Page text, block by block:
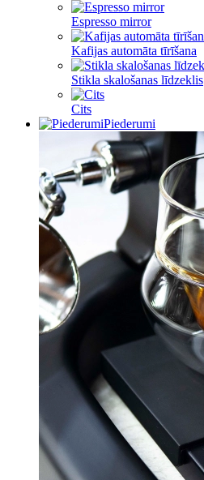
Espresso mirror
Kafijas automāta tīrīšana
Stikla skalošanas līdzeklis
Cits
Piederumi